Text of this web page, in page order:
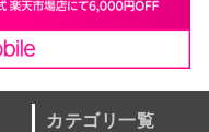
カテゴリ一覧